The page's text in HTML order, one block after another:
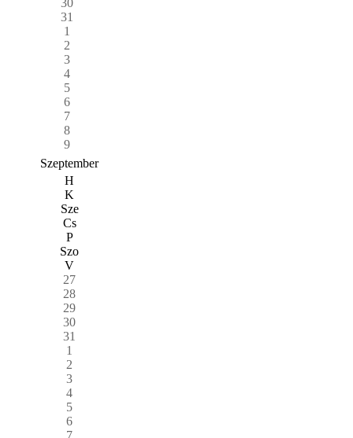
31
1
2
3
4
5
6
7
8
9
Szeptember
H
K
Sze
Cs
P
Szo
V
27
28
29
30
31
1
2
3
4
5
6
7